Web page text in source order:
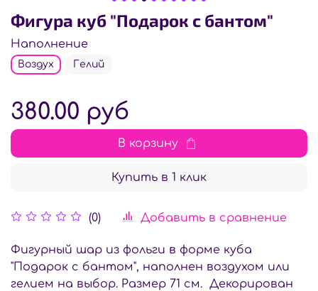
Фигура куб "Подарок с бантом"
(0) Добавить в сравнение
Наполнение
Воздух Гелий
380.00 руб
В корзину
Купить в 1 клик
Фигурный шар из фольги в форме куба
"Подарок с бантом", наполнен воздухом или
гелием на выбор. Размер 71 см. Декорирован